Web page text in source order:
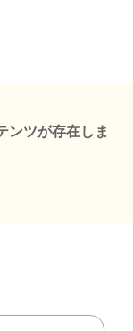
ンツが存在しま